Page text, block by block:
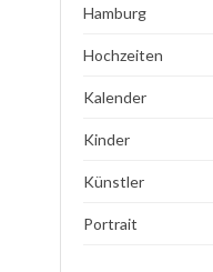
Hamburg
Hochzeiten
Kalender
Kinder
Künstler
Portrait